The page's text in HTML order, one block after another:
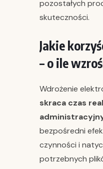
pozostałych
skuteczności.
Jakie
– o ile
Wdrożenie
skraca czas
bezpośredni
czynności i
potrzebnych